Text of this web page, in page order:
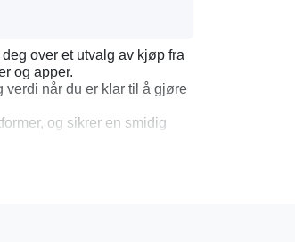
over et utvalg av kjøp fra
og apper.
verdi når du er klar til å gjøre
og sikrer en smidig